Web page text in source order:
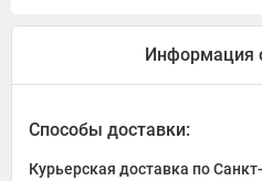
Информация
Способы доставки:
Курьерская доставка по